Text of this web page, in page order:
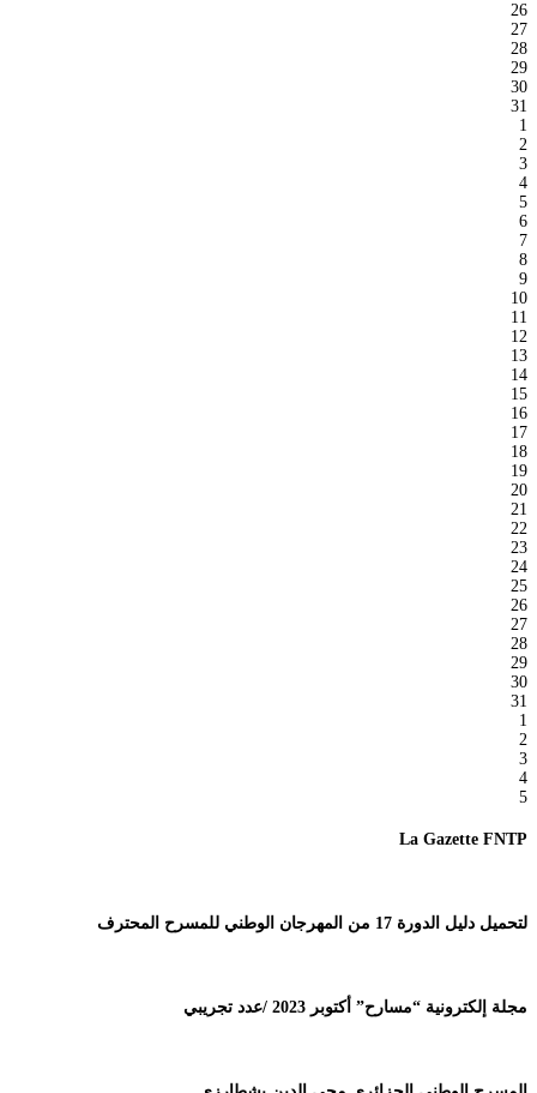
26
27
28
29
30
31
1
2
3
4
5
6
7
8
9
10
11
12
13
14
15
16
17
18
19
20
21
22
23
24
25
26
27
28
29
30
31
1
2
3
4
5
La Gazette FNTP
لتحميل دليل الدورة 17 من المهرجان الوطني للمسرح المحترف
مجلة إلكترونية “مسارح” أكتوبر 2023 /عدد تجريبي